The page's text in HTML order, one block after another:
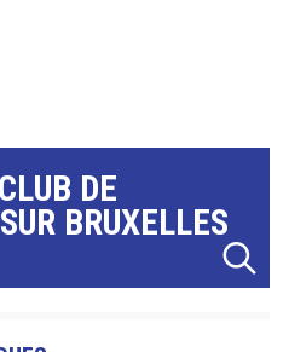
DE
BRUXELLES